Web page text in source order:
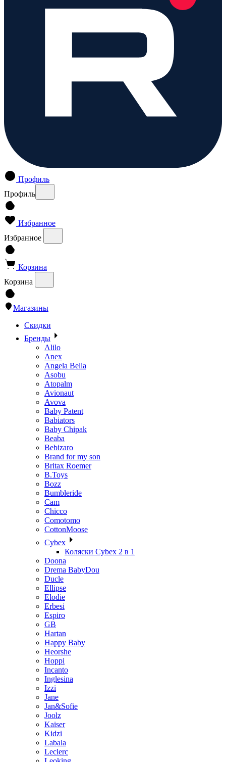
Профиль
Профиль
Избранное
Избранное
Корзина
Корзина
Магазины
Скидки
Бренды
Alilo
Anex
Angela Bella
Asobu
Atopalm
Avionaut
Avova
Baby Patent
Babiators
Baby Chipak
Beaba
Bebizaro
Brand for my son
Britax Roemer
B.Toys
Bozz
Bumbleride
Cam
Chicco
Comotomo
CottonMoose
Cybex
Коляски Cybex 2 в 1
Doona
Drema BabyDou
Ducle
Ellipse
Elodie
Erbesi
Espiro
GB
Hartan
Happy Baby
Heorshe
Hoppi
Incanto
Inglesina
Izzi
Jane
Jan&Sofie
Joolz
Kaiser
Kidzi
Labala
Leclerc